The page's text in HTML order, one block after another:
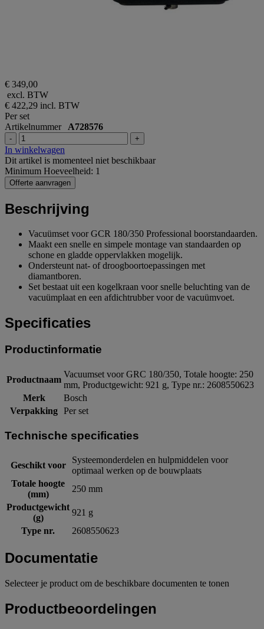
€ 349,00
excl. BTW
€ 422,29 incl. BTW
Per set
Artikelnummer A728576
- +
In winkelwagen
Dit artikel is momenteel niet beschikbaar
Minimum Hoeveelheid: 1
Offerte aanvragen
Beschrijving
Vacuümset voor GCR 180/350 Professional boorstandaarden.
Maakt een snelle en simpele montage van standaarden op
schone en gladde oppervlakken mogelijk.
Ondersteunt nat- of droogboortoepassingen met
diamantboren.
Set bestaat uit een kogelkraan voor snelle beluchting van de
vacuümplaat en een afdichtrubber voor de vacuümvoet.
Specificaties
Productinformatie
Productnaam
Vacuumset voor GRC 180/350, Totale hoogte: 250
mm, Productgewicht: 921 g, Type nr.: 2608550623
Merk
Bosch
Verpakking Per set
Technische specificaties
Geschikt voor
Systeemonderdelen en hulpmiddelen voor
optimaal werken op de bouwplaats
Totale hoogte
(mm)
250 mm
Productgewicht
(g)
921 g
Type nr.
2608550623
Documentatie
Selecteer je product om de beschikbare documenten te tonen
Productbeoordelingen